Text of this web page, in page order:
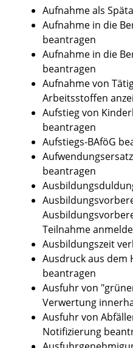
Aufnahme als
Aufnahme in die
beantragen
Aufnahme in die
beantragen
Aufnahme von
Arbeitsstoffen
Aufstieg von
beantragen
Aufstiegs-BAföG
beantragen
Teilnahme
Ausbildungszeit
Ausdruck aus dem
beantragen
Ausfuhr von
Verwertung
Ausfuhr von
Notifizierung